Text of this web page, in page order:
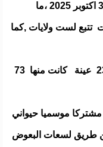
وقد سجلت المصالح البيطرية ، حتى اليوم 3 اكتوبر 2025 ،ما
على 12 مقاطعات تتبع لست ولايات ,كما
كما نفت اشتباه 5 بؤر و ذلك بعد تحليل 231 عينة كانت منها 73
موسميا حيواني
طريق لسعات البعوض